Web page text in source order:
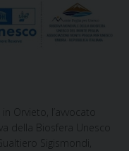
Orvieto, l’avvocato
della Biosfera Unesco
Sigismondi,